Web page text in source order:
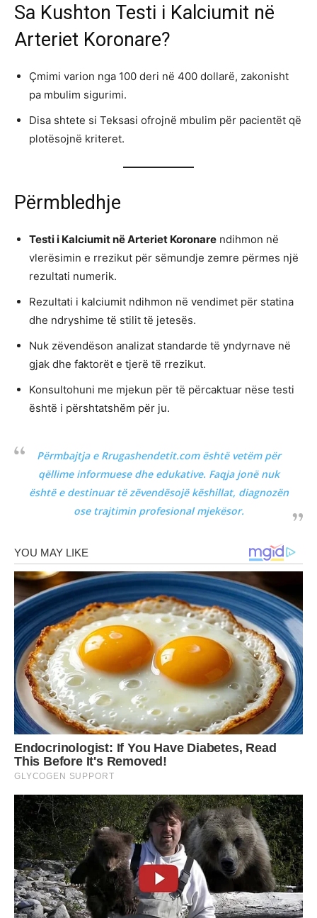
Sa Kushton Testi i Kalciumit në
Arteriet Koronare?
Çmimi varion nga 100 deri në 400 dollarë, zakonisht
pa mbulim sigurimi.
Disa shtete si Teksasi ofrojnë mbulim për pacientët që
plotësojnë kriteret.
Përmbledhje
Testi i Kalciumit në Arteriet Koronare ndihmon në
vlerësimin e rrezikut për sëmundje zemre përmes një
rezultati numerik.
Rezultati i kalciumit ndihmon në vendimet për statina
dhe ndryshime të stilit të jetesës.
Nuk zëvendëson analizat standarde të yndyrnave në
gjak dhe faktorët e tjerë të rrezikut.
Konsultohuni me mjekun për të përcaktuar nëse testi
është i përshtatshëm për ju.
Përmbajtja e Rrugashendetit.com është vetëm për
qëllime informuese dhe edukative. Faqja jonë nuk
është e destinuar të zëvendësojë këshillat, diagnozën
ose trajtimin profesional mjekësor.